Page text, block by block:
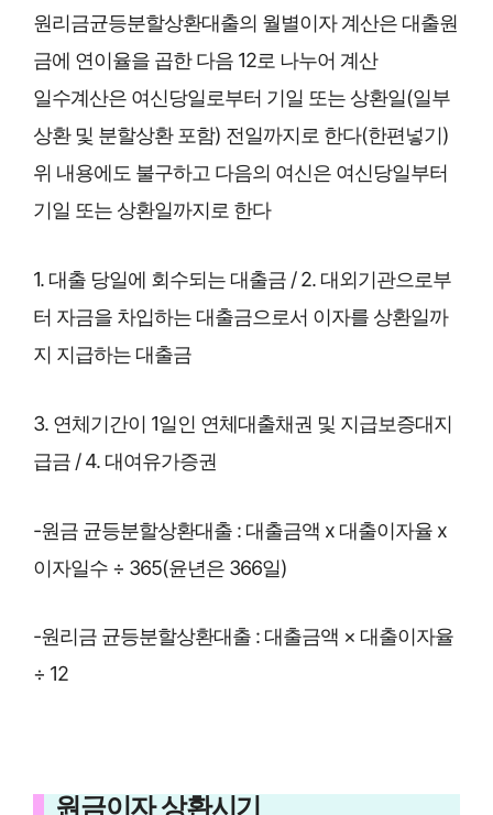
원리금균등분할상환대출의 월별이자 계산은 대출원
금에 연이율을 곱한 다음 12로 나누어 계산
일수계산은 여신당일로부터 기일 또는 상환일(일부
상환 및 분할상환 포함) 전일까지로 한다(한편넣기)
위 내용에도 불구하고 다음의 여신은 여신당일부터
기일 또는 상환일까지로 한다
1. 대출 당일에 회수되는 대출금 / 2. 대외기관으로부
터 자금을 차입하는 대출금으로서 이자를 상환일까
지 지급하는 대출금
3. 연체기간이 1일인 연체대출채권 및 지급보증대지
급금 / 4. 대여유가증권
-원금 균등분할상환대출 : 대출금액 x 대출이자율 x
이자일수 ÷ 365(윤년은 366일)
-원리금 균등분할상환대출 : 대출금액 × 대출이자율
÷ 12
원금이자 상환시기